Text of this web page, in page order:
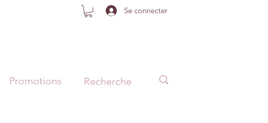
Se connecter
Promotions